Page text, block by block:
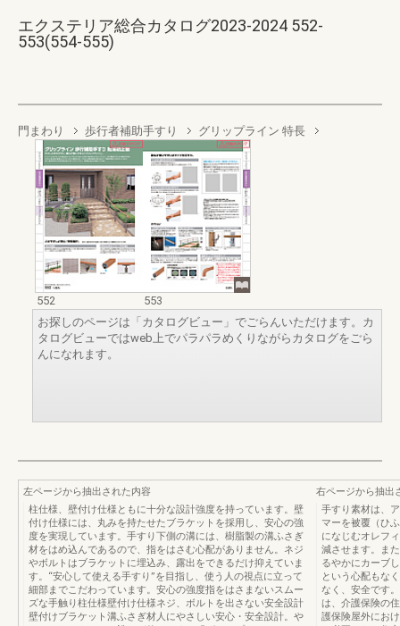
エクステリア総合カタログ2023-2024 552-
553(554-555)
門まわり 歩行者補助手すり グリップライン 特長
552
553
お探しのページは「カタログビュー」でごらんいただけます。カ
タログビューではweb上でパラパラめくりながらカタログをごら
んになれます。
左ページから抽出された内容
柱仕様、壁付け仕様ともに十分な設計強度を持っています。壁
付け仕様には、丸みを持たせたブラケットを採用し、安心の強
度を実現しています。手すり下側の溝には、樹脂製の溝ふさぎ
材をはめ込んであるので、指をはさむ心配がありません。ネジ
やボルトはブラケットに埋込み、露出をできるだけ抑えていま
す。“安心して使える手すり”を目指し、使う人の視点に立って
細部までこだわっています。安心の強度指をはさまないスムー
ズな手触り柱仕様壁付け仕様ネジ、ボルトを出さない安全設計
壁付けブラケット溝ふさぎ材人にやさしい安心・安全設計。や
右ページから抽出
手すり素材は、
マーを被覆（ひ
になじむオレフ
減させます。ま
るやかにカーブ
という心配もな
なく、安全です
は、介護保険の
護保険屋外にお